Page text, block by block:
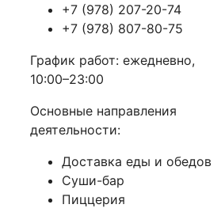
+7 (978) 207-20-74
+7 (978) 807-80-75
График работ: ежедневно,
10:00–23:00
Основные направления
деятельности:
Доставка еды и обедов
Суши-бар
Пиццерия